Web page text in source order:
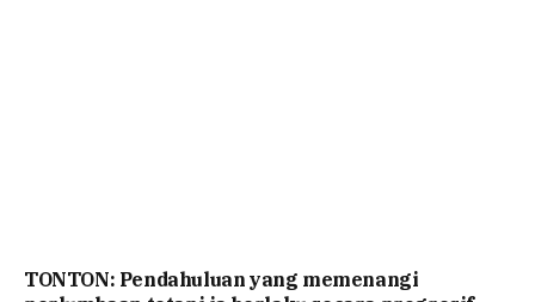
TONTON: Pendahuluan yang memenangi